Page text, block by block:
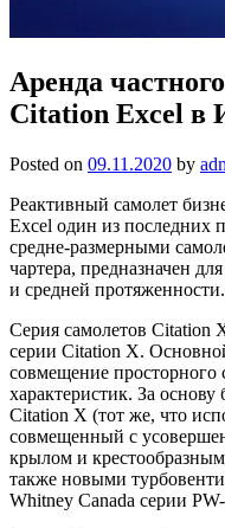
Аренда
Citation Excel в
Posted on 09.11.2020 by
Реактивный самолет
Excel один из последних
средне-размерными
чартера, предназначен
и средней протяженности.
Серия самолетов Citation
серии Citation X.
совмещение просторного
характеристик. За
Citation X (тот же, что
совмещенный с
крылом и
также новыми
Whitney Canada серии